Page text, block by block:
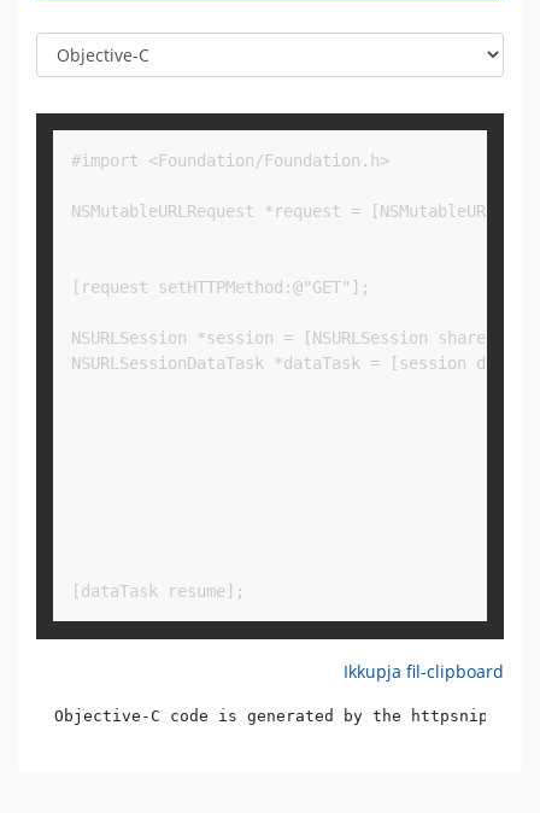
#import <Foundation/Foundation.h>
NSMutableURLRequest *request =
[request setHTTPMethod:@"GET"];
NSURLSession *session = [NSURLSession
NSURLSessionDataTask *dataTask = [session
[dataTask resume];
Copy
Ikkupja fil-clipboard
Objective-C code is generated by the httpsnippet